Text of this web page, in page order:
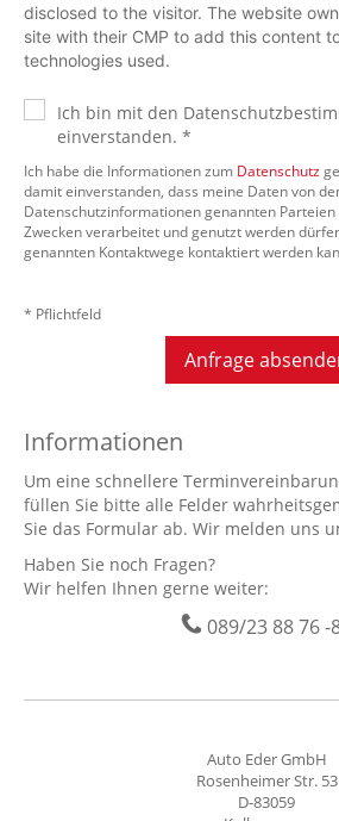
disclosed to the visitor. The website
site with their CMP to add this content
technologies used.
Ich bin mit den
einverstanden. *
Ich habe die Informationen zum Datenschutz
damit einverstanden, dass meine Daten von
Datenschutzinformationen genannten
Zwecken verarbeitet und genutzt werden
genannten Kontaktwege kontaktiert werden
* Pflichtfeld
Anfrage
Informationen
Um eine schnellere
füllen Sie bitte alle Felder
Sie das Formular ab. Wir melden uns
Haben Sie noch Fragen?
Wir helfen Ihnen gerne weiter:
089/23 88 76 -
Auto Eder GmbH
Rosenheimer Str. 53
D-83059